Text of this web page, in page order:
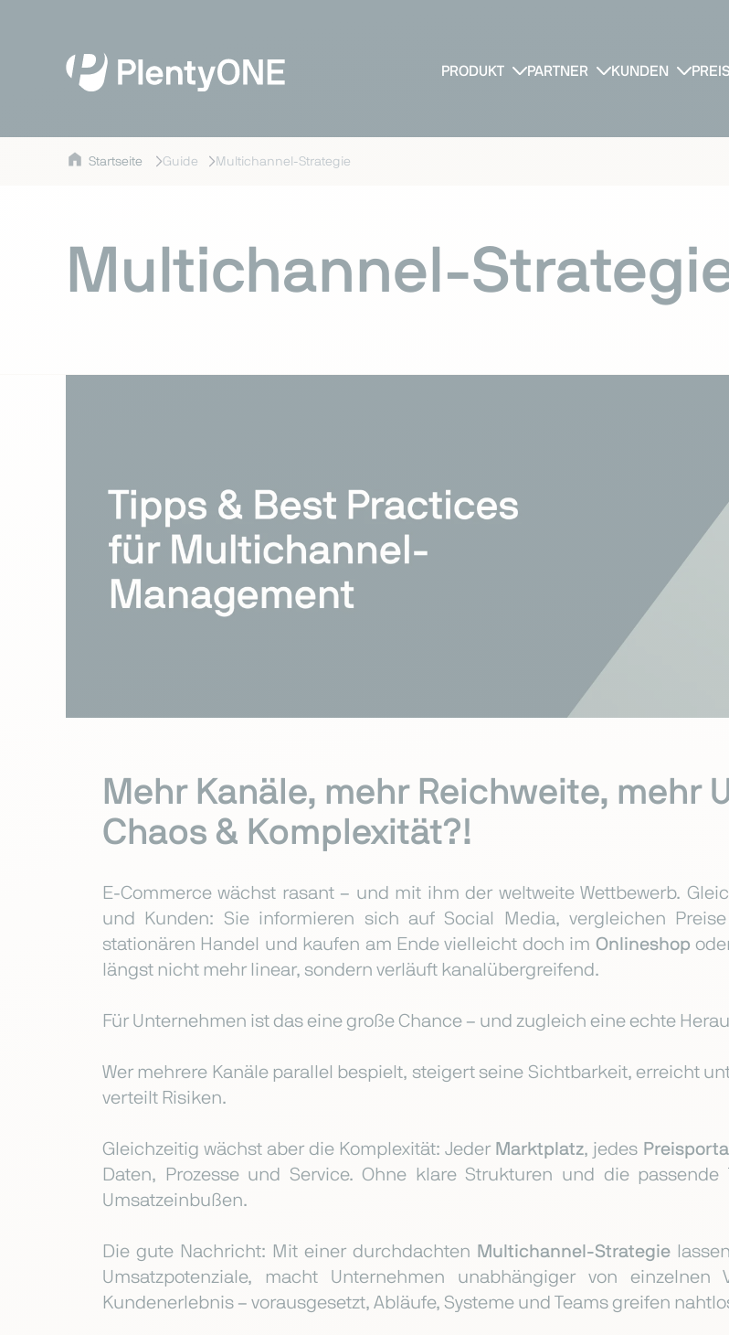
PRODUKT PARTNER KUNDEN
Startseite Guide Multichannel-Strategie
Multichannel-
Mehr Kanäle, mehr Reichweite, mehr
Chaos & Komplexität?!
E-Commerce wächst rasant – und mit ihm der weltweite Wettbewerb.
und Kunden: Sie informieren sich auf Social Media, vergleichen
stationären Handel und kaufen am Ende vielleicht doch im Onlineshop
längst nicht mehr linear, sondern verläuft kanalübergreifend.
Für Unternehmen ist das eine große Chance – und zugleich eine echte
Wer mehrere Kanäle parallel bespielt, steigert seine Sichtbarkeit, erreicht
verteilt Risiken.
Gleichzeitig wächst aber die Komplexität: Jeder Marktplatz, jedes Preisportal
Daten, Prozesse und Service. Ohne klare Strukturen und die
Umsatzeinbußen.
Die gute Nachricht: Mit einer durchdachten Multichannel-Strategie
Umsatzpotenziale, macht Unternehmen unabhängiger von
Kundenerlebnis – vorausgesetzt, Abläufe, Systeme und Teams greifen